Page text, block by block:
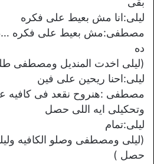
ليلى:انا مش بعيط على فكره
مصطفى:مش بعيط على فكره
ده
(ليلى اخدت المنديل ومصطفى طلع
ليلى:احنا ريحين على فين
مصطفى :هنروح نقعد فى كافيه
وتحكيلى ايه اللى حصل
ليلى:تمام
(ليلى ومصطفى وصلو الكافيه
حصل )